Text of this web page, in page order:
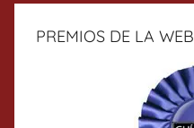
PREMIOS DE LA WEB